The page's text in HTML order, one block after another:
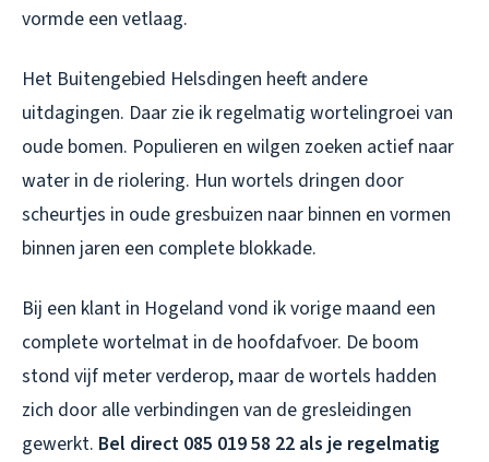
vormde een vetlaag.
Het Buitengebied Helsdingen heeft andere
uitdagingen. Daar zie ik regelmatig wortelingroei van
oude bomen. Populieren en wilgen zoeken actief naar
water in de riolering. Hun wortels dringen door
scheurtjes in oude gresbuizen naar binnen en vormen
binnen jaren een complete blokkade.
Bij een klant in Hogeland vond ik vorige maand een
complete wortelmat in de hoofdafvoer. De boom
stond vijf meter verderop, maar de wortels hadden
zich door alle verbindingen van de gresleidingen
gewerkt. Bel direct 085 019 58 22 als je regelmatig